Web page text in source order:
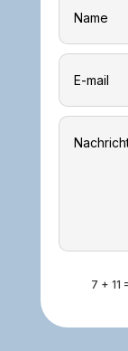
7 + 11 =